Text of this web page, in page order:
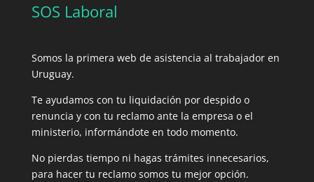
SOS Laboral
Somos la primera web de asistencia al trabajador en
Uruguay.
Te ayudamos con tu liquidación por despido o
renuncia y con tu reclamo ante la empresa o el
ministerio, informándote en todo momento.
No pierdas tiempo ni hagas trámites innecesarios,
para hacer tu reclamo somos tu mejor opción.